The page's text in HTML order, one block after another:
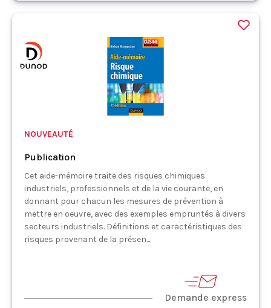
NOUVEAUTÉ
Publication
Cet aide-mémoire traite des risques chimiques
industriels, professionnels et de la vie courante, en
donnant pour chacun les mesures de prévention à
mettre en oeuvre, avec des exemples empruntés à divers
secteurs industriels. Définitions et caractéristiques des
risques provenant de la présen...
Demande express